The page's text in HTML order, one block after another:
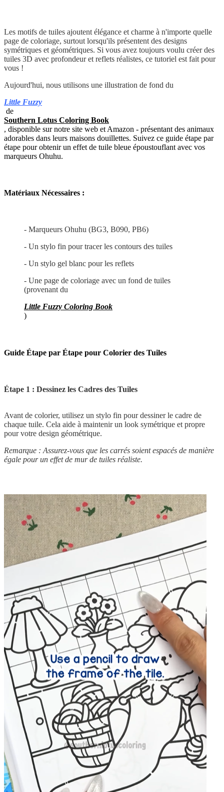
Les motifs de tuiles ajoutent élégance et charme à n'importe quelle
page de coloriage, surtout lorsqu'ils présentent des designs
symétriques et géométriques. Si vous avez toujours voulu créer des
tuiles 3D avec profondeur et reflets réalistes, ce tutoriel est fait pour
vous !
Aujourd'hui, nous utilisons une illustration de fond du
Little Fuzzy
de
Southern Lotus Coloring Book
, disponible sur notre site web et Amazon - présentant des animaux
adorables dans leurs maisons douillettes. Suivez ce guide étape par
étape pour obtenir un effet de tuile bleue époustouflant avec vos
marqueurs Ohuhu.
Matériaux Nécessaires :
- Marqueurs Ohuhu (BG3, B090, PB6)
- Un stylo fin pour tracer les contours des tuiles
- Un stylo gel blanc pour les reflets
- Une page de coloriage avec un fond de tuiles
(provenant du
Little Fuzzy Coloring Book
)
Guide Étape par Étape pour Colorier des Tuiles
Étape 1 : Dessinez les Cadres des Tuiles
Avant de colorier, utilisez un stylo fin pour dessiner le cadre de
chaque tuile. Cela aide à maintenir un look symétrique et propre
pour votre design géométrique.
Remarque : Assurez-vous que les carrés soient espacés de manière
égale pour un effet de mur de tuiles réaliste.